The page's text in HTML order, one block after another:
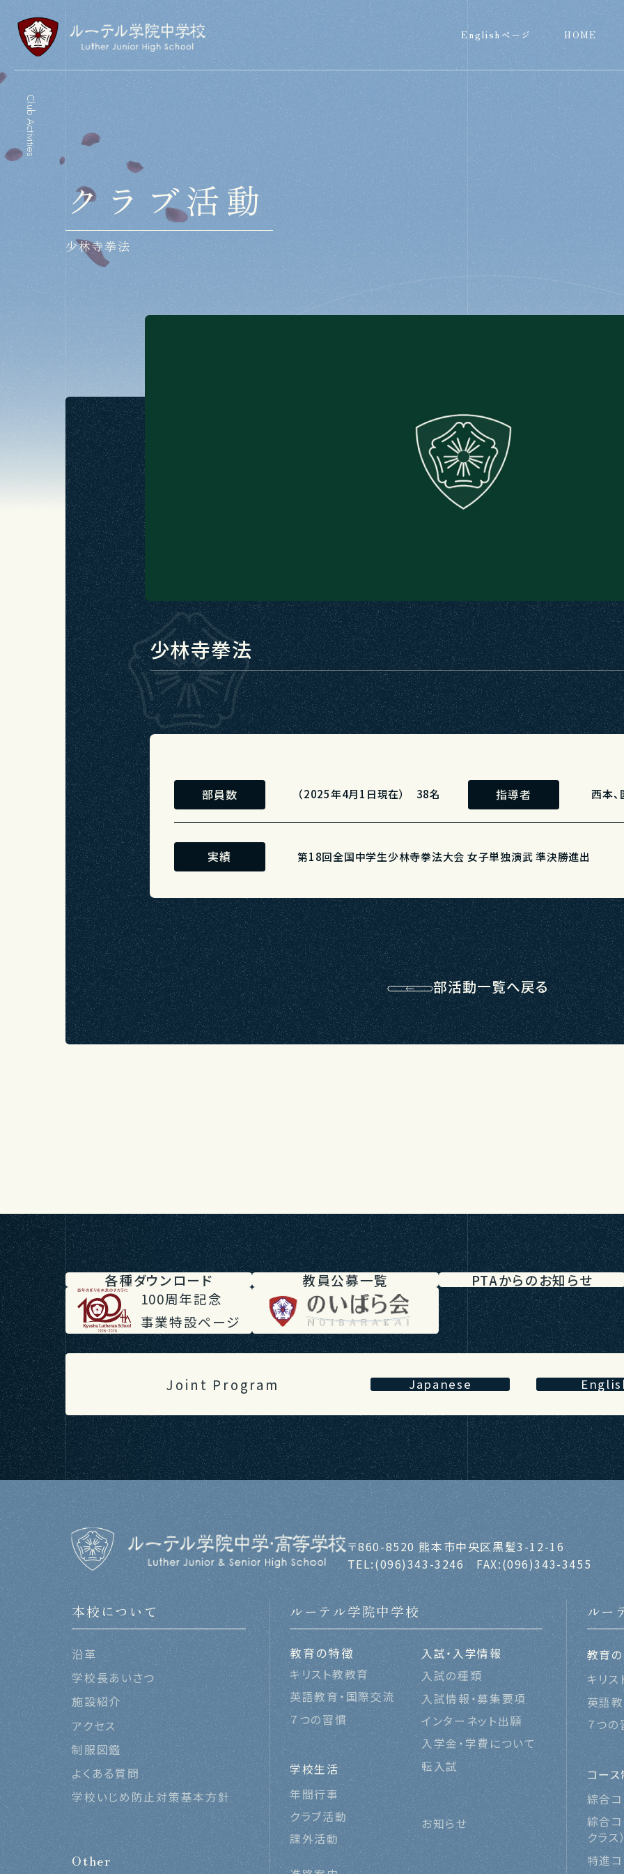
Englishページ HOME
Club Activities
クラブ活動
少林寺拳法
少林寺拳法
部員数 （2025年4月1日現在） 38名 指導者 西本
実績 第18回全国中学生少林寺拳法大会 女子単独演武 準決勝進出
部活動一覧へ戻る
各種ダウンロード 教員公募一覧
PTAからのお知らせ
100周年記念
事業特設ページ
Joint Program Japanese
〒860-8520 熊本市中央区黒髪3-12-16
TEL:(096)343-3246FAX:(096)343-3455
本校について
沿革
学校長あいさつ
施設紹介
アクセス
制服図鑑
よくある質問
学校いじめ防止対策基本方針
Other
ルーテル学院中学校
教育の特徴
キリスト教教育
英語教育・国際交流
７つの習慣
学校生活
年間行事
クラブ活動
課外活動
入試・入学情報
入試の種類
入試情報・募集要項
インターネット出願
入学金・学費について
転入試
お知らせ
ルー
教育
キリ
英語
７つ
コー
綜合
綜合コ
クラス
特進